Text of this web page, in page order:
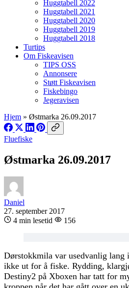
Huggtabell 2022
Huggtabell 2021
Huggtabell 2020
Huggtabell 2019
Huggtabell 2018
Turtips
Om Fiskeavisen
TIPS OSS
Annonsere
Støtt Fiskeavisen
Fiskebingo
Jegeravisen
Hjem » Østmarka 26.09.2017
Fluefiske
Østmarka 26.09.2017
Daniel
27. september 2017
4 min lesetid
156
Dørstokkmila var usedvanlig lang
ikke ut for å fiske. Rydding,
Destiny2 på Xboxen har tatt for